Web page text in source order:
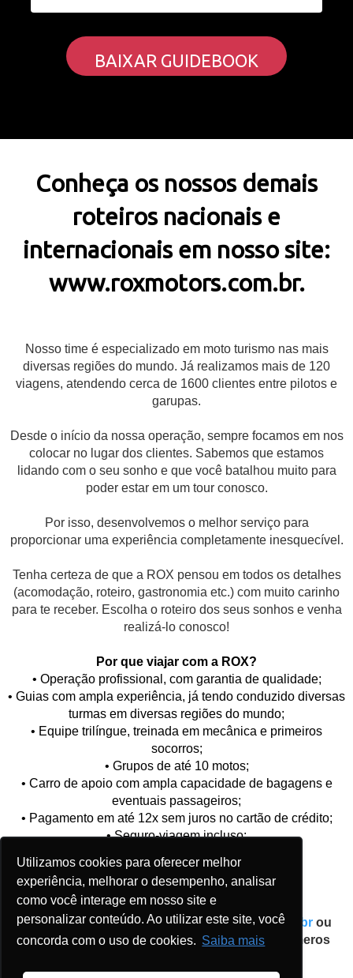
Utilizamos cookies para oferecer melhor
experiência, melhorar o desempenho, analisar
como você interage em nosso site e
personalizar conteúdo. Ao utilizar este site, você
concorda com o uso de cookies. Saiba mais
BAIXAR GUIDEBOOK
Conheça os nossos demais
roteiros nacionais e
internacionais em nosso site:
www.roxmotors.com.br.
Nosso time é especializado em moto turismo nas mais
diversas regiões do mundo. Já realizamos mais de 120
viagens, atendendo cerca de 1600 clientes entre pilotos e
garupas.
Desde o início da nossa operação, sempre focamos em nos
colocar no lugar dos clientes. Sabemos que estamos
lidando com o seu sonho e que você batalhou muito para
poder estar em um tour conosco.
Por isso, desenvolvemos o melhor serviço para
proporcionar uma experiência completamente inesquecível.
Tenha certeza de que a ROX pensou em todos os detalhes
(acomodação, roteiro, gastronomia etc.) com muito carinho
para te receber. Escolha o roteiro dos seus sonhos e venha
realizá-lo conosco!
Por que viajar com a ROX?
• Operação profissional, com garantia de qualidade;
• Guias com ampla experiência, já tendo conduzido diversas
turmas em diversas regiões do mundo;
• Equipe trilíngue, treinada em mecânica e primeiros
socorros;
• Grupos de até 10 motos;
• Carro de apoio com ampla capacidade de bagagens e
eventuais passageiros;
• Pagamento em até 12x sem juros no cartão de crédito;
• Seguro-viagem incluso;
• Transfer aeroporto - hotel - aeroporto;
• Kit de viagem e brindes.
Reserve sua vaga no sitewww.roxmotors.com.br ou
entre em contato com nossa equipe pelos números